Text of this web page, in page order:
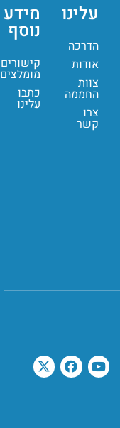
עלינו
הדרכה
אודות
צוות
החממה
צרו
קשר
מידע
נוסף
קישורים
מומלצים
כתבו
עלינו